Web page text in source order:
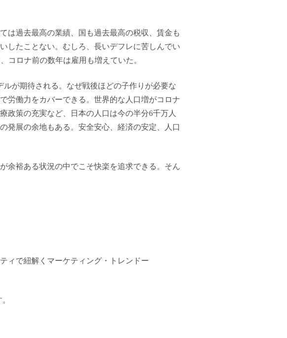
は過去最高の業績、国も過去最高の税収、賃金も
したことない。むしろ、長いデフレに苦しんでい
コロナ前の数年は雇用も増えていた。
が期待される。なぜ戦後ほどの子作りが必要な
労働力をカバーできる。世界的な人口増がコロナ
政策の充実など、日本の人口は今の半分6千万人
発展の余地もある。安全安心、経済の安定、人口
余裕ある状況の中でこそ快楽を追求できる。そん
で紐解くマーケティング・トレンドー